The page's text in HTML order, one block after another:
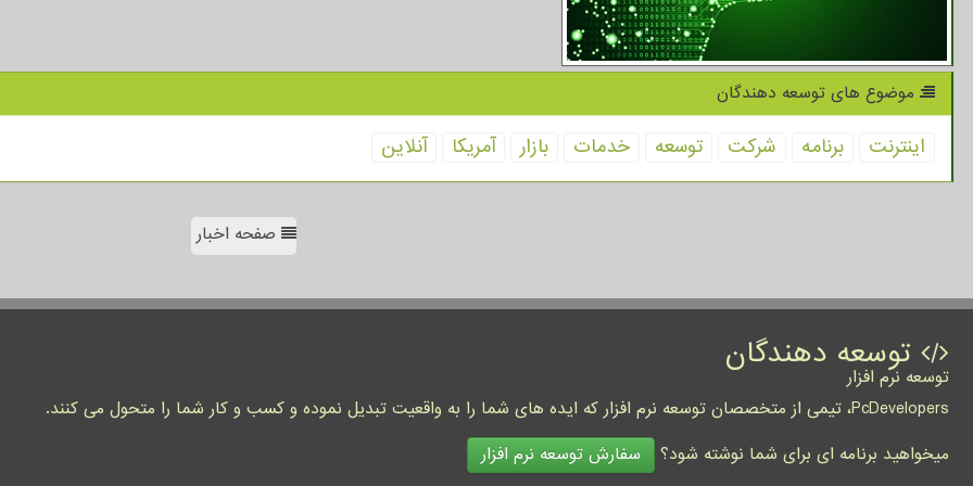
موضوع های توسعه دهندگان
اینترنت برنامه شركت توسعه خدمات بازار آمریكا آنلاین
صفحه اخبار
توسعه دهندگان
توسعه نرم افزار
PcDevelopers، تیمی از متخصصان توسعه نرم افزار که ایده های شما را به واقعیت تبدیل نموده و کسب و کار شما را متحول می کنند.
میخواهید برنامه ای برای شما نوشته شود؟
سفارش توسعه نرم افزار